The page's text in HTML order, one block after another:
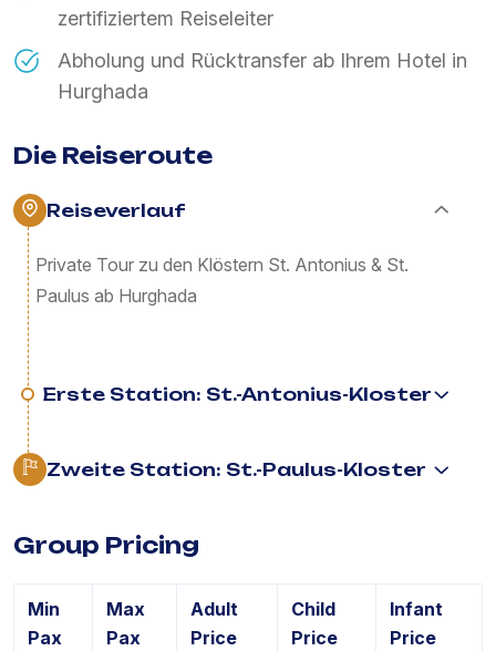
zertifiziertem Reiseleiter
Abholung und Rücktransfer ab Ihrem Hotel in
Hurghada
Die Reiseroute
Reiseverlauf
Private Tour zu den Klöstern St. Antonius & St.
Paulus ab Hurghada
Erste Station: St.-Antonius-Kloster
Zweite Station: St.-Paulus-Kloster
Group Pricing
Min
Pax
Max
Pax
Adult
Price
Child
Price
Infant
Price